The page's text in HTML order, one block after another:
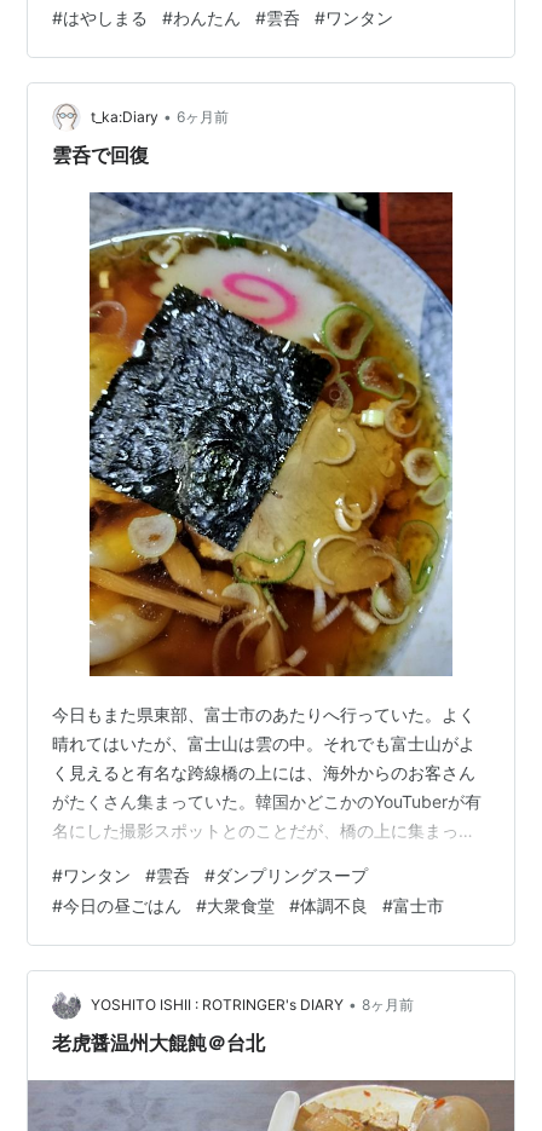
スープ（三元豚） ( 行列のできる店 福家そばや の絶品ワ
ンタン )価格：900円（税込、送料別) (2026/2/14時点)
楽天で購入
#はやしまる #わんたん #雲呑 #ワンタン
t_ka:Diary • 6ヶ月前
雲呑で回復
今日もまた県東部、富士市のあたりへ行っていた。よく
晴れてはいたが、富士山は雲の中。それでも富士山がよ
く見えると有名な跨線橋の上には、海外からのお客さん
がたくさん集まっていた。韓国かどこかのYouTuberが有
名にした撮影スポットとのことだが、橋の上に集まって
る橋なんて他にいくらでもあるのに、皆が駅から遠いこ
の場所に集まるのはちょっと不思議である。線路沿いを
選べば、もっと空いている場所だってあるだろうに。今
日は富士山が見えなかったから、余計にそう思う。 プレ
イ・ダイアリー 作者:大前粟生 朝日新聞出版 Amazon そ
んなことを思いながら歩いてい…
#ワンタン #雲呑 #ダンプリングスープ
#今日の昼ごはん #大衆食堂 #体調不良 #富士市
YOSHITO ISHII : ROTRINGER's DIARY • 8ヶ月前
老虎醤温州大餛飩＠台北